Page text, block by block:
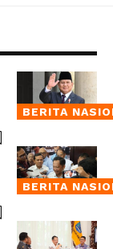
BERITA
BERITA